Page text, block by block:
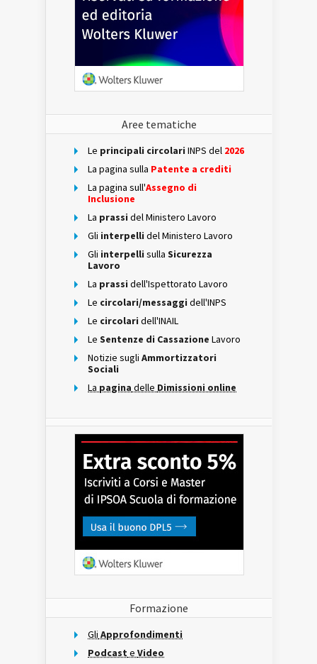
Aree tematiche
Le principali circolari INPS del 2026
La pagina sulla Patente a crediti
La pagina sull'Assegno di
Inclusione
La prassi del Ministero Lavoro
Gli interpelli del Ministero Lavoro
Gli interpelli sulla Sicurezza
Lavoro
La prassi dell'Ispettorato Lavoro
Le circolari/messaggi dell'INPS
Le circolari dell'INAIL
Le Sentenze di Cassazione Lavoro
Notizie sugli Ammortizzatori
Sociali
La pagina delle Dimissioni online
Formazione
Gli Approfondimenti
Podcast e Video